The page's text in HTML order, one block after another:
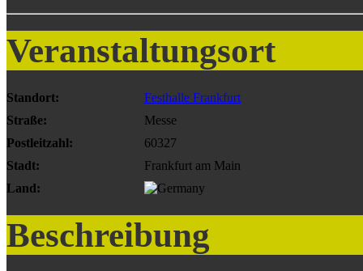
Veranstaltungsort
Standort:
Festhalle Frankfurt
Straße:
Messe
Postleitzahl:
60327
Stadt:
Frankfurt am Main
Land:
Beschreibung